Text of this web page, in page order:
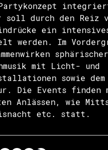
soll durch den
ein
werden. Im
sphärischer
mit Licht- und
sowie dem
Die Events finden
Anlässen, wie
etc. statt.